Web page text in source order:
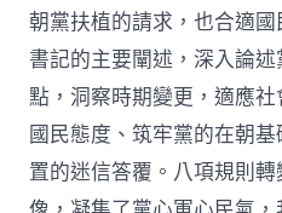
朝黨扶植的請求，也合適
書記的主要闡述，深入論
點，洞察時期變更，適應
國民態度、筑牢黨的在朝
置的迷信答覆。八項規則